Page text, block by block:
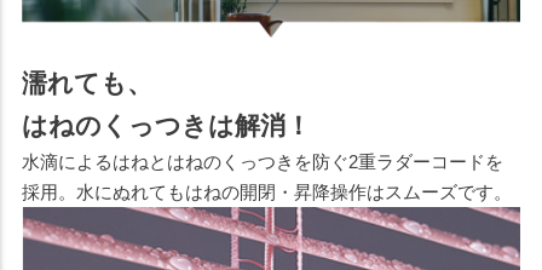
濡れても、
はねのくっつきは解消！
水滴によるはねとはねのくっつきを防ぐ2重ラダーコードを
採用。水にぬれてもはねの開閉・昇降操作はスムーズです。